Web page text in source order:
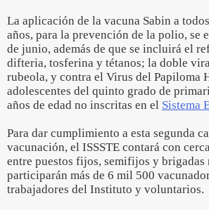
La aplicación de la vacuna Sabin a
años, para la prevención de la polio, se
de junio, además de que se incluirá el
difteria, tosferina y tétanos; la doble
rubeola, y contra el Virus del Papiloma
adolescentes del quinto grado de
años de edad no inscritas en el Sistema
Para dar cumplimiento a esta segunda
vacunación, el ISSSTE contará con
entre puestos fijos, semifijos y brigadas
participarán más de 6 mil 500
trabajadores del Instituto y voluntarios.